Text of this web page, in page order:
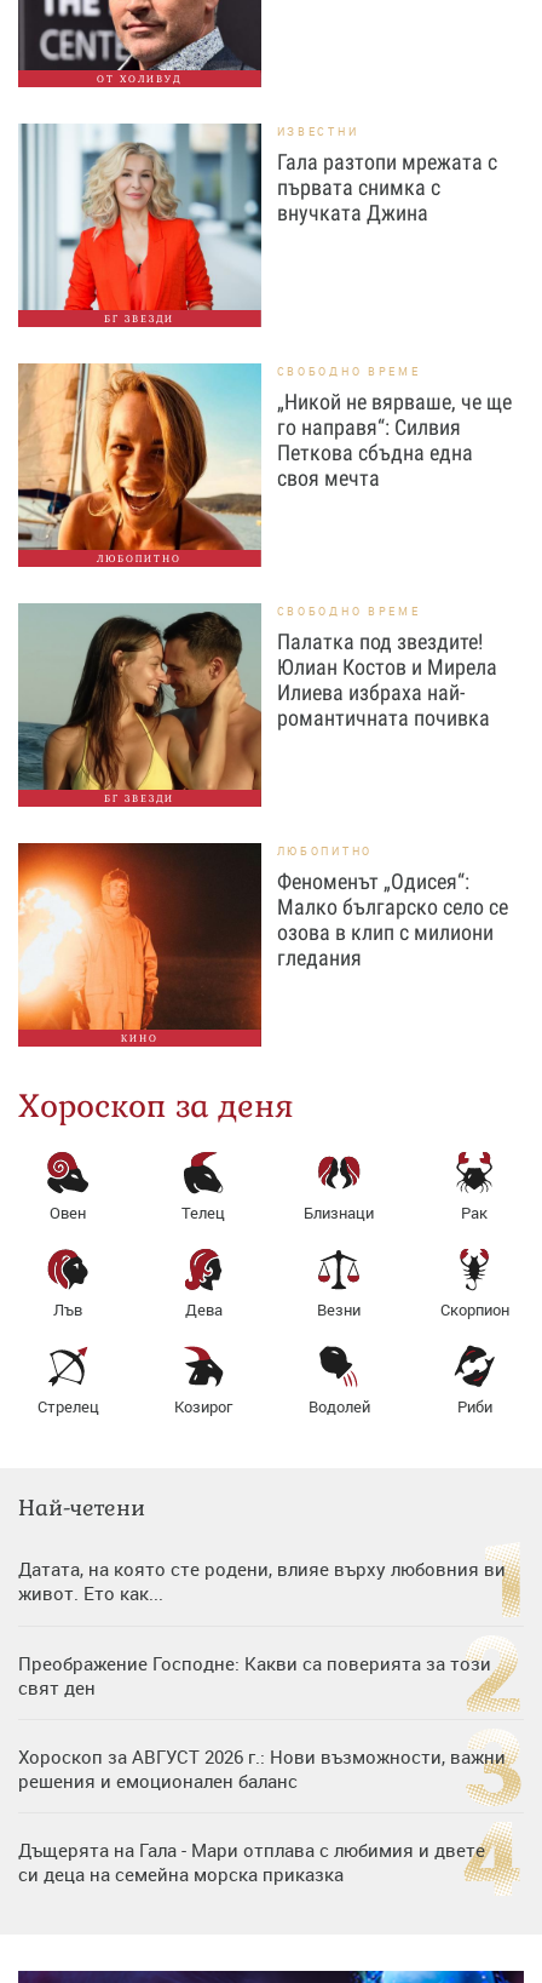
ОТ ХОЛИВУД
БГ ЗВЕЗДИ
ИЗВЕСТНИ
Гала разтопи мрежата с
първата снимка с
внучката Джина
ЛЮБОПИТНО
СВОБОДНО ВРЕМЕ
„Никой не вярваше, че ще
го направя“: Силвия
Петкова сбъдна една
своя мечта
БГ ЗВЕЗДИ
СВОБОДНО ВРЕМЕ
Палатка под звездите!
Юлиан Костов и Мирела
Илиева избраха най-
романтичната почивка
КИНО
ЛЮБОПИТНО
Феноменът „Одисея“:
Малко българско село се
озова в клип с милиони
гледания
Хороскоп за деня
Овен Телец Близнаци Рак
Лъв Дева Везни Скорпион
Стрелец Козирог Водолей Риби
Най-четени
Датата, на която сте родени, влияе върху любовния ви
живот. Ето как...
Преображение Господне: Какви са поверията за този
свят ден
Хороскоп за АВГУСТ 2026 г.: Нови възможности, важни
решения и емоционален баланс
Дъщерята на Гала - Мари отплава с любимия и двете
си деца на семейна морска приказка
Димов издадоха своето любимо място